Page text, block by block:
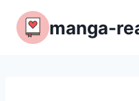
Перейти
содержимому
manga-